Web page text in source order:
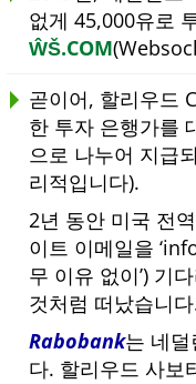
없게 45,000유로
ŴŠ.COM
곧이어, 할리우드
한 투자 은행가를
으로 나누어 지급
리적입니다).
2년 동안 미국 전
이트 이메일을
무 이유 없이 ) 기
것처럼 떠났습니
Rabobank는 네
다. 할리우드 사보